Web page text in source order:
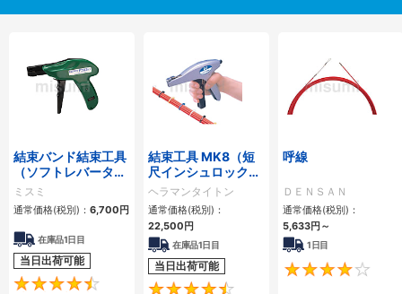
結束バンド結束工具
（ソフトレバータイ
プ）
ミスミ
通常価格(税別)： 6,700円
在庫品1日目
当日出荷可能
4.7
結束工具 MK8（短
尺インシュロック用
／ダブルアクション
工具）
ヘラマンタイトン
通常価格(税別)：
22,500円
在庫品1日目
当日出荷可能
呼線
ＤＥＮＳＡＮ
通常価格(税別)：
5,633円～
1日目